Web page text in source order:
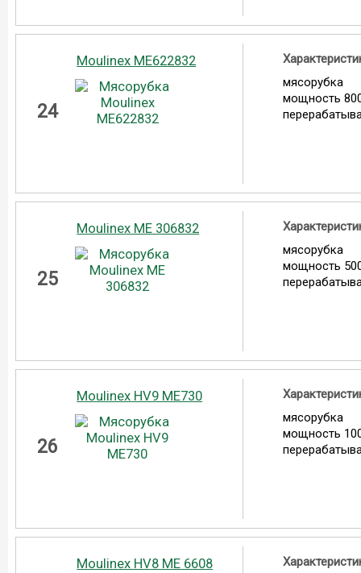
24
Moulinex ME622832
мясорубка
мощность
25
Moulinex ME 306832
мясорубка
мощность
26
Moulinex HV9 ME730
мясорубка
мощность
Moulinex HV8 ME 6608